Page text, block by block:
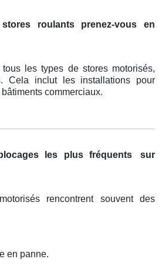
roulants prenez-vous en
les types de stores motorisés,
Cela inclut les installations pour
commerciaux.
les plus fréquents
sur
rencontrent souvent des
en panne.